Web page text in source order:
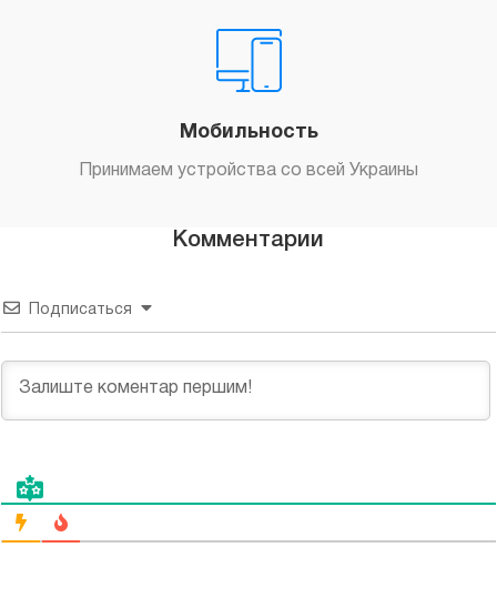
Мобильность
Принимаем устройства со всей Украины
Комментарии
Подписаться